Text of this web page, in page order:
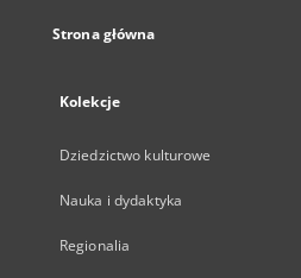
Strona główna
Kolekcje
Dziedzictwo kulturowe
Nauka i dydaktyka
Regionalia